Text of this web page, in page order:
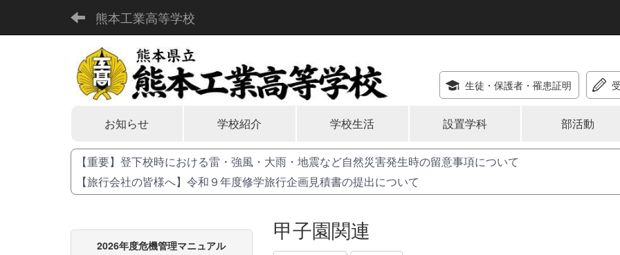
熊本工業高等学校
生徒・保護者 ・罹患証明
お知らせ 学校紹介 学校生活 設置学科 部活動
【重要】登下校時における雷・強風・大雨・地震など自然災害発生時の留意事項について
【旅行会社の皆様へ】令和９年度修学旅行企画見積書の提出について
甲子園関連
2026年度危機管理マニュアル